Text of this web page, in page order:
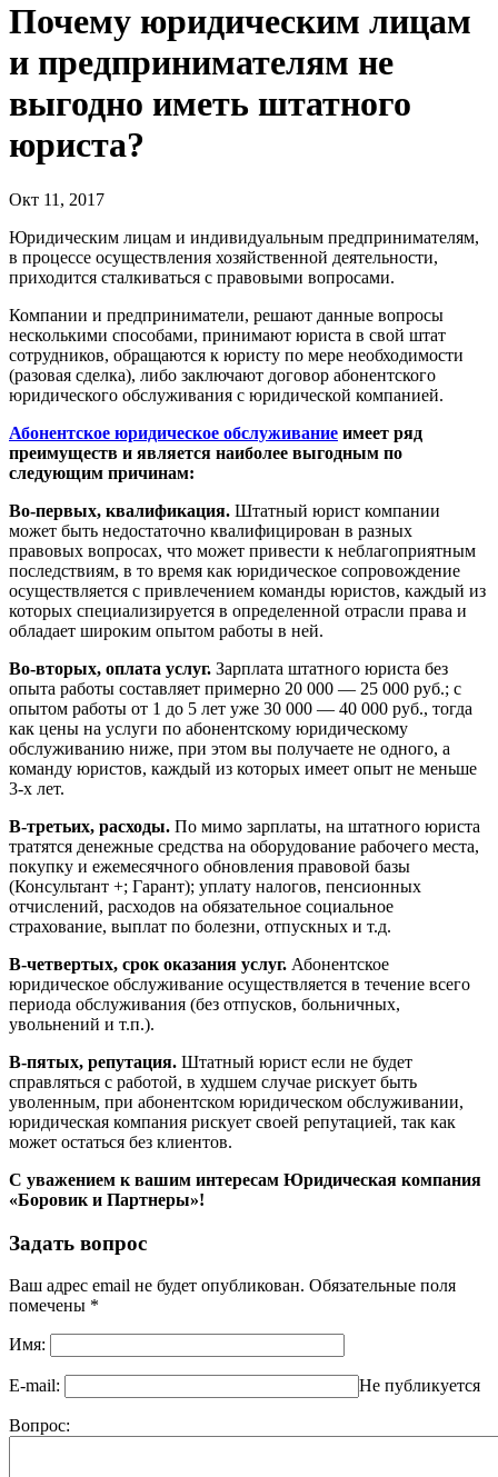
Почему юридическим лицам
и предпринимателям не
выгодно иметь штатного
юриста?
Окт 11, 2017
Юридическим лицам и индивидуальным предпринимателям,
в процессе осуществления хозяйственной деятельности,
приходится сталкиваться с правовыми вопросами.
Компании и предприниматели, решают данные вопросы
несколькими способами, принимают юриста в свой штат
сотрудников, обращаются к юристу по мере необходимости
(разовая сделка), либо заключают договор абонентского
юридического обслуживания с юридической компанией.
Абонентское юридическое обслуживание имеет ряд
преимуществ и является наиболее выгодным по
следующим причинам:
Во-первых, квалификация. Штатный юрист компании
может быть недостаточно квалифицирован в разных
правовых вопросах, что может привести к неблагоприятным
последствиям, в то время как юридическое сопровождение
осуществляется с привлечением команды юристов, каждый из
которых специализируется в определенной отрасли права и
обладает широким опытом работы в ней.
Во-вторых, оплата услуг. Зарплата штатного юриста без
опыта работы составляет примерно 20 000 — 25 000 руб.; с
опытом работы от 1 до 5 лет уже 30 000 — 40 000 руб., тогда
как цены на услуги по абонентскому юридическому
обслуживанию ниже, при этом вы получаете не одного, а
команду юристов, каждый из которых имеет опыт не меньше
3-х лет.
В-третьих, расходы. По мимо зарплаты, на штатного юриста
тратятся денежные средства на оборудование рабочего места,
покупку и ежемесячного обновления правовой базы
(Консультант +; Гарант); уплату налогов, пенсионных
отчислений, расходов на обязательное социальное
страхование, выплат по болезни, отпускных и т.д.
В-четвертых, срок оказания услуг. Абонентское
юридическое обслуживание осуществляется в течение всего
периода обслуживания (без отпусков, больничных,
увольнений и т.п.).
В-пятых, репутация. Штатный юрист если не будет
справляться с работой, в худшем случае рискует быть
уволенным, при абонентском юридическом обслуживании,
юридическая компания рискует своей репутацией, так как
может остаться без клиентов.
С уважением к вашим интересам Юридическая компания
«Боровик и Партнеры»!
Задать вопрос
Ваш адрес email не будет опубликован. Обязательные поля
помечены *
Имя:
E-mail: Не публикуется
Вопрос: